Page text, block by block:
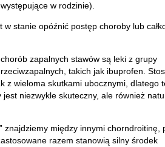
w rodzinie).
w stanie opóźnić postęp choroby lub
zapalnych stawów są leki z grupy
takich jak ibuprofen.
z wieloma skutkami ubocznymi, dlatego
niezwykle skuteczny, ale również
znajdziemy między innymi chorndroitinę,
razem stanowią silny środek